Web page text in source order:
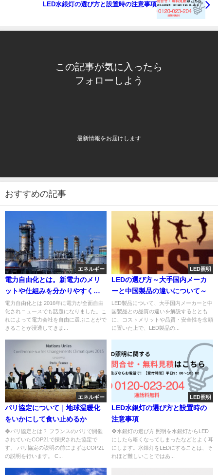
LED水銀灯の選び方と設置時の注意事項
この記事が気に入ったら
フォローしよう
最新情報をお届けします
おすすめの記事
エネルギー
電力自由化とは。新電力のメリ
ットや仕組みを分かりやすく解
説
電力自由化とは 2016年に電力が全面自由
化されニュースでも話題になりました。こ
れによって電力会社を自由に選ぶことがで
きることが浸透してきま...
LED照明
LEDの選び方～大手国内メーカ
ーと中国製品の違いについて～
LED製品について、大手国内メーカーと中
国製品との品質の違いを解説するととも
に、コストメリットや品質・安全性を念頭
に置いた上で、LED製品の...
エネルギー
パリ協定について｜地球温暖化
をいかにして食い止めるか
❖パリ協定とは？ フランスのパリで開催
されていたCOP21で採択された協定で
す。 パリ協定の説明の前にまずはCOP21
の説明を行います。 C...
LED照明
LED水銀灯の選び方と設置時の
注意事項
❖水銀灯の選び方 照明を水銀灯からLED
にしたら暗くなってしまったなどとよく耳
にします。水銀灯をLEDにすることは、そ
れほど難しいことではあ...